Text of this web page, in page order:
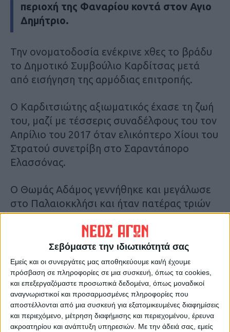
Σεβόμαστε την ιδιωτικότητά σας
Εμείς και οι συνεργάτες μας αποθηκεύουμε και/ή έχουμε
πρόσβαση σε πληροφορίες σε μια συσκευή, όπως τα cookies,
και επεξεργαζόμαστε προσωπικά δεδομένα, όπως μοναδικοί
αναγνωριστικοί και προσαρμοσμένες πληροφορίες που
αποστέλλονται από μια συσκευή για εξατομικευμένες διαφημίσεις
και περιεχόμενο, μέτρηση διαφήμισης και περιεχομένου, έρευνα
ακροατηρίου και ανάπτυξη υπηρεσιών. Με την άδειά σας, εμείς
περιοχή της Φαναρίου κοντά στον Αγιο
Δημήτριο.
Την ονοματοδοσία ενέκρινε χθες το βράδυ
το Δημοτικό Συμβούλιο Καρδίτσας μετά
από εισήγηση της αρμόδιας επιτροπής.
Ο Καρδιτσιώτης αξιωματικός έχασε τη ζωή
του, μαζί με τέσσερις συναδέλφους του τον
Απρίλιο του 2017 όταν ελικόπτερο Χίουι του
Στρατού συνετρίβη στο Σαραντάπορο
Ελασσόνας.
Ο Θωμάς Αδάμος γεννήθηκε και μεγάλωσε
στο Παλαιοκκλήσι και ήταν πατέρας τριών
παιδιών.
Ο άτυχος αξιωματικός ζούσε μόνιμα στο
Παλαιοκκλήσι και καθημερινά για να
μεταβεί στην υπηρεσία του στη Λάρισα
περνούσε από τον δρόμο που στο εξής θα
φέρει το όνομά του.
Τ.Σ.